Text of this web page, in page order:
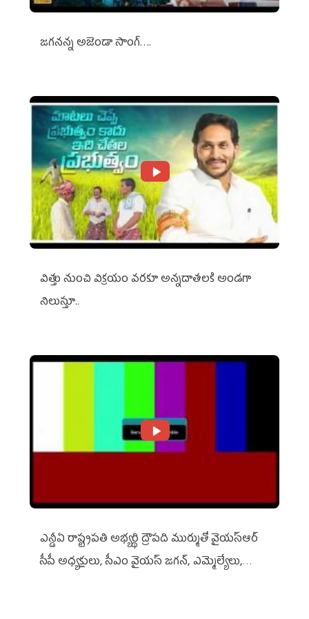
జగనన్న అజెండా సాంగ్….
విత్తు నుంచి విక్రయం వరకూ అన్నదాతలకి అండగా
నిలుస్తూ..
ఎన్డీఏ రాష్ట్ర‌ప‌తి అభ్య‌ర్థి ద్రౌప‌ది ముర్ముతో వైయ‌స్ఆర్
సీపీ అధ్య‌క్షులు, సీఎం వైయ‌స్ జ‌గ‌న్, ఎమ్మెల్యేలు,